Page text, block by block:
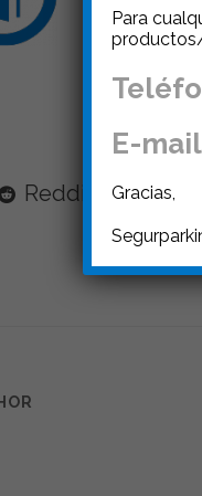
Reddit
Para
E-mail
Gracias,